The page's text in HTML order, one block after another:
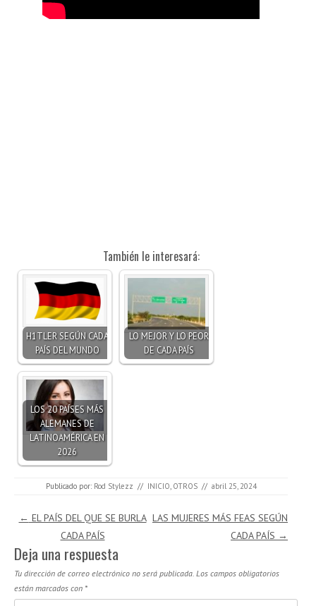
También le interesará:
H1TLER SEGÚN CADA
PAÍS DEL MUNDO
LO MEJOR Y LO PEOR
DE CADA PAÍS
LOS 20 PAÍSES MÁS
ALEMANES DE
LATINOAMÉRICA EN
2026
Publicado por: Rod Stylezz // INICIO OTROS // abril 25, 2024
Navegación de entradas
← EL PAÍS DEL QUE SE BURLA
CADA PAÍS
LAS MUJERES MÁS FEAS SEGÚN
CADA PAÍS →
Deja una respuesta
Tu dirección de correo electrónico no será publicada. Los campos obligatorios
están marcados con *